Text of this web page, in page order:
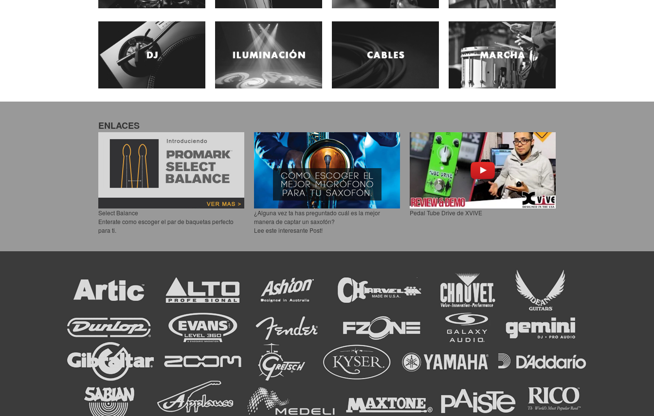
ENLACES
Select Balance
Enterate como escoger el par de baquetas perfecto
para ti.
¿Alguna vez ta has preguntado cuál es la mejor
manera de captar un saxofón?
Lee este interesante Post!
Pedal Tube Drive de XVIVE